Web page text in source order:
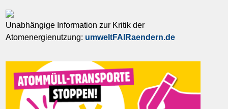
Unabhängige Information zur Kritik der
Atomenergienutzung: umweltFAIRaendern.de